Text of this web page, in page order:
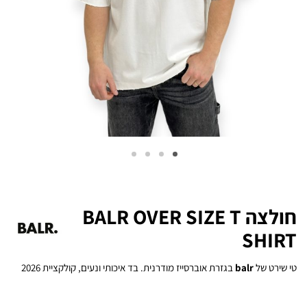
חולצה BALR OVER SIZE T
SHIRT
טי שירט שלbalr בגזרת אוברסייז מודרנית. בד איכותי ונעים, קולקציית 2026